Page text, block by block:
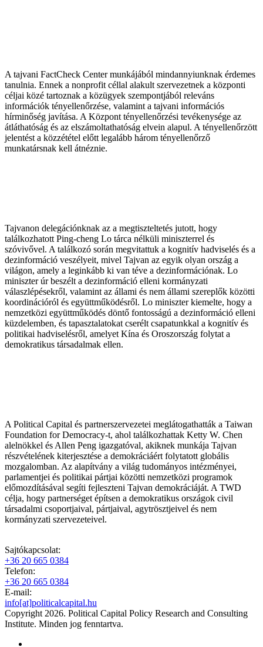
A tajvani FactCheck Center munkájából mindannyiunknak érdemes
tanulnia. Ennek a nonprofit céllal alakult szervezetnek a központi
céljai közé tartoznak a közügyek szempontjából releváns
információk tényellenőrzése, valamint a tajvani információs
hírminőség javítása. A Központ tényellenőrzési tevékenysége az
átláthatóság és az elszámoltathatóság elvein alapul. A tényellenőrzött
jelentést a közzététel előtt legalább három tényellenőrző
munkatársnak kell átnéznie.
Tajvanon delegációnknak az a megtiszteltetés jutott, hogy
találkozhatott Ping-cheng Lo tárca nélküli miniszterrel és
szóvivővel. A találkozó során megvitattuk a kognitív hadviselés és a
dezinformáció veszélyeit, mivel Tajvan az egyik olyan ország a
világon, amely a leginkább ki van téve a dezinformációnak. Lo
miniszter úr beszélt a dezinformáció elleni kormányzati
válaszlépésekről, valamint az állami és nem állami szereplők közötti
koordinációról és együttműködésről. Lo miniszter kiemelte, hogy a
nemzetközi együttműködés döntő fontosságú a dezinformáció elleni
küzdelemben, és tapasztalatokat cserélt csapatunkkal a kognitív és
politikai hadviselésről, amelyet Kína és Oroszország folytat a
demokratikus társadalmak ellen.
A Political Capital és partnerszervezetei meglátogathatták a Taiwan
Foundation for Democracy-t, ahol találkozhattak Ketty W. Chen
alelnökkel és Allen Peng igazgatóval, akiknek munkája Tajvan
részvételének kiterjesztése a demokráciáért folytatott globális
mozgalomban. Az alapítvány a világ tudományos intézményei,
parlamentjei és politikai pártjai közötti nemzetközi programok
előmozdításával segíti fejleszteni Tajvan demokráciáját. A TWD
célja, hogy partnerséget építsen a demokratikus országok civil
társadalmi csoportjaival, pártjaival, agytrösztjeivel és nem
kormányzati szervezeteivel.
Sajtókapcsolat:
+36 20 665 0384
Telefon:
+36 20 665 0384
E-mail:
info[at]politicalcapital.hu
Copyright 2026. Political Capital Policy Research and Consulting
Institute. Minden jog fenntartva.